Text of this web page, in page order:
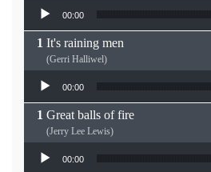
Lecteur audio
00:00
It's raining men
(Gerri Halliwel)
Lecteur audio
00:00
Great balls of fire
(Jerry Lee Lewis)
Lecteur audio
00:00